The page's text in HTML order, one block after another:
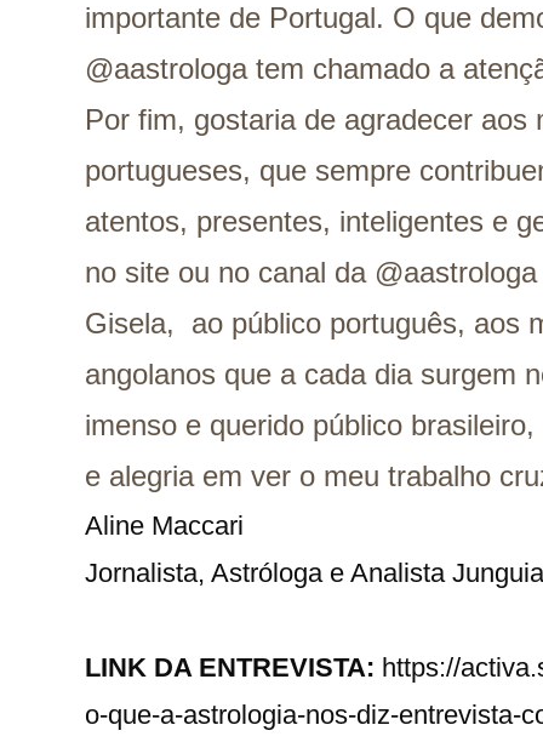
importante de Portugal. O que
@aastrologa tem chamado a
Por fim, gostaria de agradecer aos
portugueses, que sempre
atentos, presentes, inteligentes e
no site ou no canal da
Gisela, ao público português, aos
angolanos que a cada dia surgem
imenso e querido público
e alegria em ver o meu trabalho
Aline Maccari
Jornalista, Astróloga e Analista
LINK DA ENTREVISTA: https://
o-que-a-astrologia-nos-diz-entrevista-